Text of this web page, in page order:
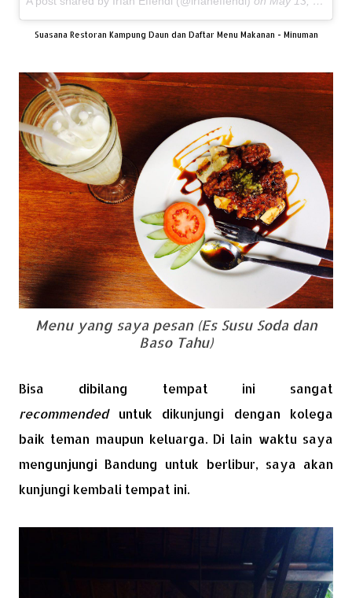
Suasana Restoran Kampung Daun dan Daftar Menu Makanan - Minuman
Menu yang saya pesan (Es Susu Soda dan
Baso Tahu)
Bisa dibilang tempat ini sangat
recommendeduntuk dikunjungi dengan kolega
baik teman maupun keluarga. Di lain waktu saya
mengunjungi Bandung untuk berlibur, saya akan
kunjungi kembali tempat ini.